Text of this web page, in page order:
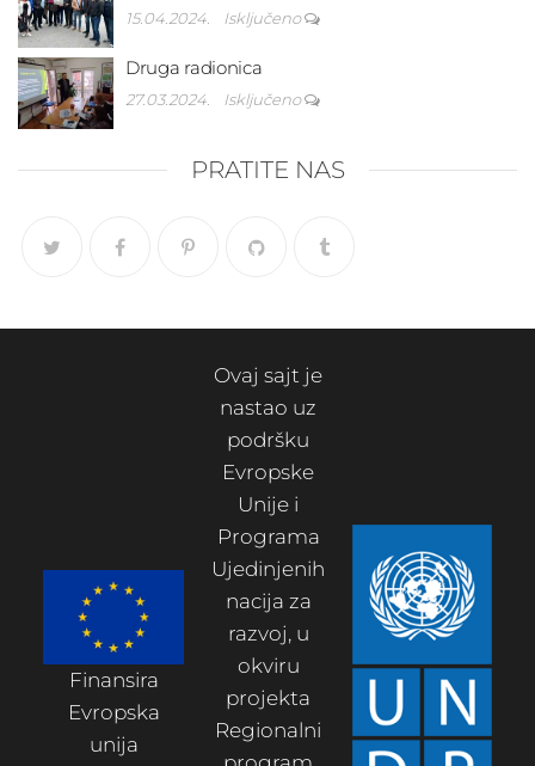
15.04.2024. Isključeno
Druga radionica
27.03.2024. Isključeno
PRATITE NAS
Finansira
Evropska
unija
Ovaj sajt je
nastao uz
podršku
Evropske
Unije i
Programa
Ujedinjenih
nacija za
razvoj, u
okviru
projekta
Regionalni